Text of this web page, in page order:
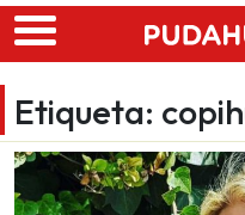
Skip to main content
Etiqueta: